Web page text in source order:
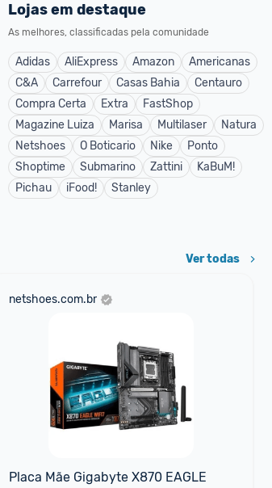
Lojas em destaque
As melhores, classificadas pela comunidade
Adidas AliExpress Amazon
Americanas
C&A
Carrefour Casas Bahia
Centauro
Compra Certa
Extra
FastShop
Magazine Luiza
Marisa Multilaser
Natura
Netshoes
O Boticario Nike
Ponto
Shoptime
Submarino Zattini
KaBuM!
Pichau
iFood! Stanley
Ver todas
netshoes.com.br
Placa Mãe Gigabyte X870 EAGLE